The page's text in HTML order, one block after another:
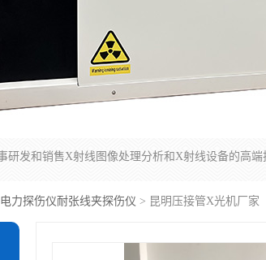
电力探伤仪耐张线夹探伤仪 > 昆明压接管X光机厂家